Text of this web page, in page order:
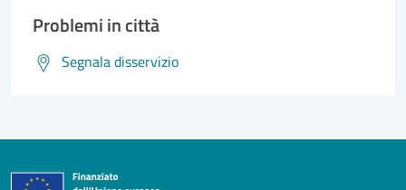
Problemi in città
Segnala disservizio